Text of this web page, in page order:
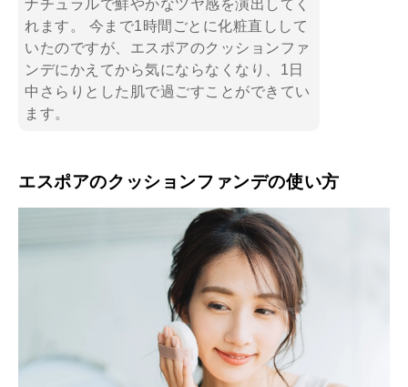
ナチュラルで鮮やかなツヤ感を演出してく
れます。 今まで1時間ごとに化粧直しして
いたのですが、エスポアのクッションファ
ンデにかえてから気にならなくなり、1日
中さらりとした肌で過ごすことができてい
ます。
エスポアのクッションファンデの使い方